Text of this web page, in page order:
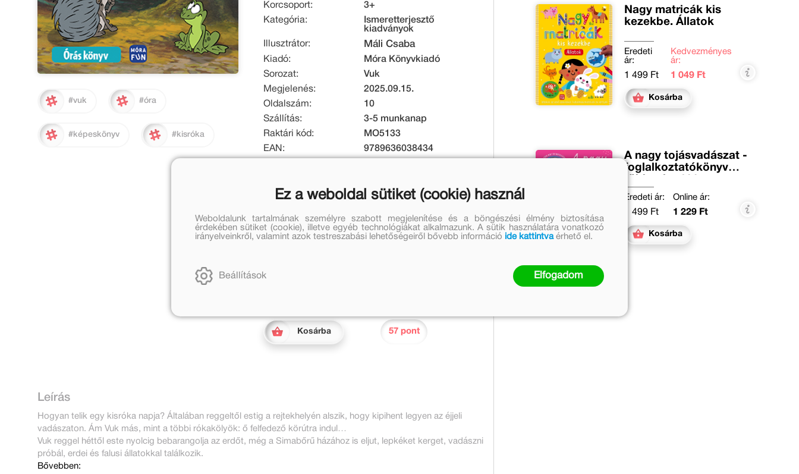
#vuk #óra
#képeskönyv #kisróka
Korcsoport:
3+
Kategória:
Ismeretterjesztő
kiadványok
Illusztrátor:
Máli Csaba
Kiadó:
Móra Könyvkiadó
Sorozat:
Vuk
Megjelenés:
2025.09.15.
Oldalszám:
10
Szállítás:
3-5 munkanap
Raktári kód:
MO5133
EAN:
9789636038434
Tömeg [g]:
247
Eredeti ár:
3 499 Ft
Online ár:
2 869 Ft
Kosárba 57 pont
Leírás
Hogyan telik egy kisróka napja? Általában reggeltől estig a rejtekhelyén alszik, hogy kipihent legyen az éjjeli
vadászaton. Ám Vuk más, mint a többi rókakölyök: ő felfedező körútra indul…
Vuk reggel héttől este nyolcig bebarangolja az erdőt, még a Simabőrű házához is eljut, lepkéket kerget, vadászni
próbál, erdei és falusi állatokkal találkozik.
Bővebben:
Nagy matricák kis
kezekbe. Állatok
Eredeti
ár:
1 499 Ft
Kedvezményes
ár:
1 049 Ft
Kosárba
A nagy tojásvadászat -
foglalkoztatókönyv
matricával
Eredeti ár:
1 499 Ft
Online ár:
1 229 Ft
Kosárba
Ez a weboldal sütiket (cookie) használ
Weboldalunk tartalmának személyre szabott megjelenítése és a böngészési élmény biztosítása
érdekében sütiket (cookie), illetve egyéb technológiákat alkalmazunk. A sütik használatára vonatkozó
irányelveinkről, valamint azok testreszabási lehetőségeiről bővebb információ ide kattintvaérhető el.
Beállítások Elfogadom